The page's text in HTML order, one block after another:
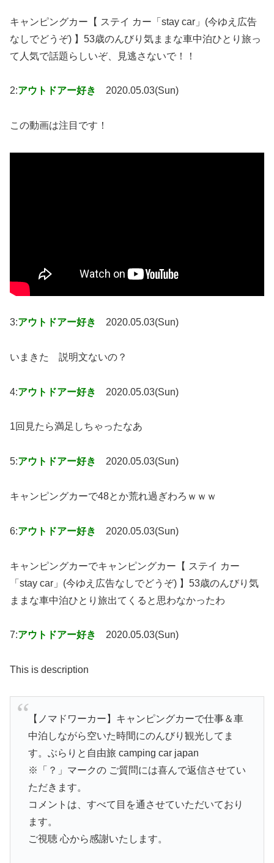
キャンピングカー【 ステイ カー「stay car」(今ゆえ広告
なしでどうぞ) 】53歳のんびり気ままな車中泊ひとり旅っ
て人気で話題らしいぞ、見逃さないで！！
2:アウトドアー好き 2020.05.03(Sun)
この動画は注目です！
3:アウトドアー好き 2020.05.03(Sun)
いまきた 説明文ないの？
4:アウトドアー好き 2020.05.03(Sun)
1回見たら満足しちゃったなあ
5:アウトドアー好き 2020.05.03(Sun)
キャンピングカーで48とか荒れ過ぎわろｗｗｗ
6:アウトドアー好き 2020.05.03(Sun)
キャンピングカーでキャンピングカー【 ステイ カー
「stay car」(今ゆえ広告なしでどうぞ) 】53歳のんびり気
ままな車中泊ひとり旅出てくると思わなかったわ
7:アウトドアー好き 2020.05.03(Sun)
This is description
【ノマドワーカー】キャンピングカーで仕事＆車
中泊しながら空いた時間にのんびり観光してま
す。ぶらりと自由旅 camping car japan
※「？」マークの ご質問には喜んで返信させてい
ただきます。
コメントは、すべて目を通させていただいており
ます。
ご視聴 心から感謝いたします。